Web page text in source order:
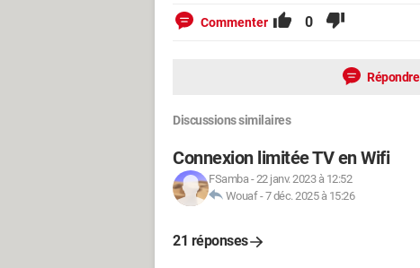
Commenter 0
Répondre
Discussions similaires
Connexion limitée TV en Wifi
FSamba-22 janv. 2023 à 12:52
Wouaf-7 déc. 2025 à 15:26
21 réponses